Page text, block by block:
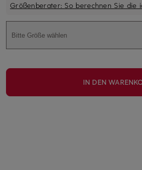
Größenberater: So berechnen Sie die
Bitte Größe wählen
IN DEN